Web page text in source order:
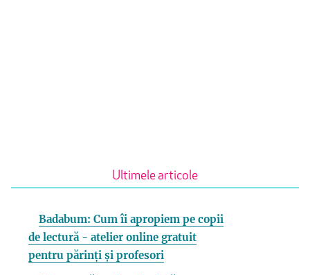
Ultimele articole
Badabum: Cum îi apropiem pe copii
de lectură - atelier online gratuit
pentru părinți și profesori